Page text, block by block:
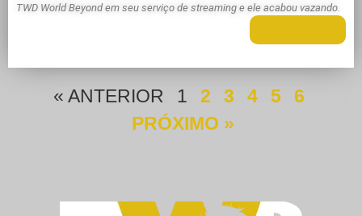
TWD World Beyond em seu serviço de streaming e ele acabou vazando.
« ANTERIOR 1 2 3 4 5
6
PRÓXIMO »